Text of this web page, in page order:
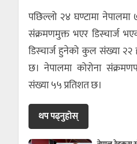
पछिल्लो २४ घण्टामा नेपालमा
संक्रमणमुक्त भएर डिस्चार्ज
डिस्चार्ज हुनेको कुल संख्या
छ। नेपालमा कोरोना
संख्या ५५ प्रतिशत छ।
थप पढ्नुहाेस्